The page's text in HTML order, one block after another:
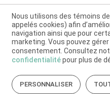
Nous utilisons des témoins
appelés cookies) afin
navigation ainsi que pour
marketing. Vous pouvez
consentement. Consultez
confidentialitépour plus de
PERSONNALISER